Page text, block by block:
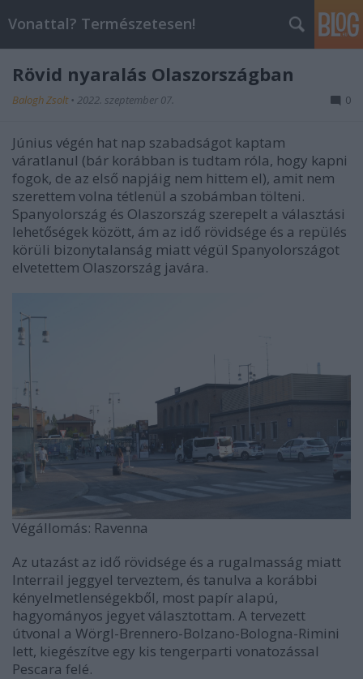
Vonattal? Természetesen!
Rövid nyaralás Olaszországban
Balogh Zsolt • 2022. szeptember 07. 0
Június végén hat nap szabadságot kaptam
váratlanul (bár korábban is tudtam róla, hogy kapni
fogok, de az első napjáig nem hittem el), amit nem
szerettem volna tétlenül a szobámban tölteni.
Spanyolország és Olaszország szerepelt a választási
lehetőségek között, ám az idő rövidsége és a repülés
körüli bizonytalanság miatt végül Spanyolországot
elvetettem Olaszország javára.
Végállomás: Ravenna
Az utazást az idő rövidsége és a rugalmasság miatt
Interrail jeggyel terveztem, és tanulva a korábbi
kényelmetlenségekből, most papír alapú,
hagyományos jegyet választottam. A tervezett
útvonal a Wörgl-Brennero-Bolzano-Bologna-Rimini
lett, kiegészítve egy kis tengerparti vonatozással
Pescara felé.